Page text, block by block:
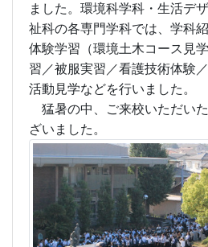
ました。環境科学科・生活デ
祉科の各専門学科では、学科
体験学習（環境土木コース見
習／被服実習／看護技術体験
活動見学などを行いました。
猛暑の中、
ご来校いただいた
ざいました。